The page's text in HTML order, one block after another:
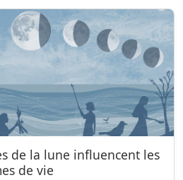
de la lune influencent les
de vie